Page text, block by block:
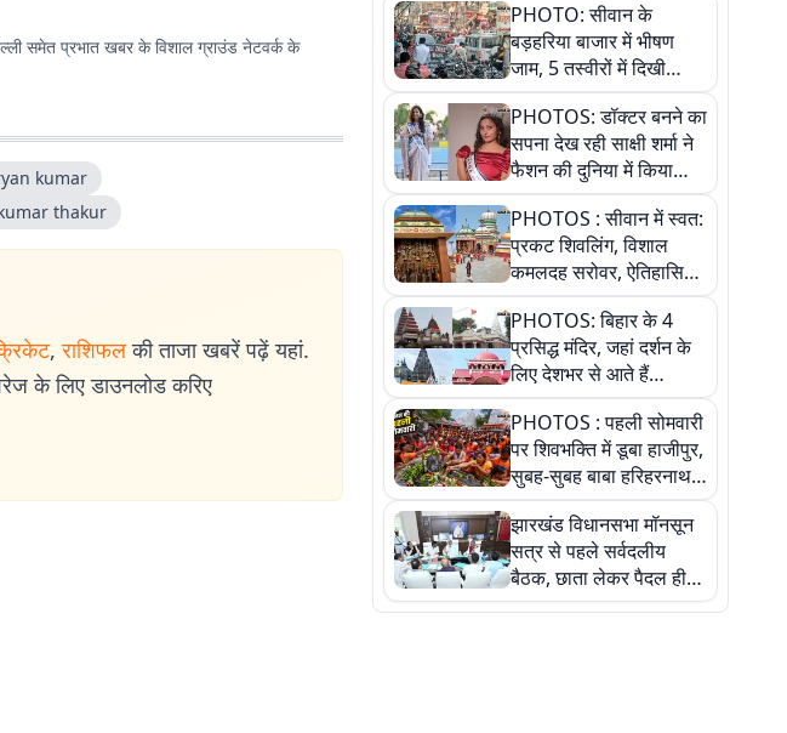
समेत प्रभात खबर के विशाल ग्राउंड नेटवर्क के
kumar
thakur
, राशिफल की ताजा खबरें पढ़ें यहां.
के लिए डाउनलोड करिए
PHOTO: सीवान के
बड़हरिया बाजार में भीषण
जाम, 5 तस्वीरों में दिखी
अव्यवस्था
PHOTOS: डॉक्टर बनने का
सपना देख रही साक्षी शर्मा ने
फैशन की दुनिया में किया
कमाल,जानिए बेगूसराय की
बेटी ने कैसे दी अपने सपनों
को उड़ान
PHOTOS : सीवान में स्वत:
प्रकट शिवलिंग, विशाल
कमलदह सरोवर, ऐतिहासिक
महेंद्रनाथ मंदिर और घंटाघर
की कहानी, तस्वीरों में देखिए
PHOTOS: बिहार के 4
प्रसिद्ध मंदिर, जहां दर्शन के
लिए देशभर से आते हैं
श्रद्धालु, जानिए इनकी
खासियत
PHOTOS : पहली सोमवारी
पर शिवभक्ति में डूबा हाजीपुर,
सुबह-सुबह बाबा हरिहरनाथ
मंदिर पहुंचे तेजस्वी, 10
तस्वीरों में देखें नजारा
झारखंड विधानसभा मॉनसून
सत्र से पहले सर्वदलीय
बैठक, छाता लेकर पैदल ही
सत्ता पक्ष की मीटिंग में पहुंचे